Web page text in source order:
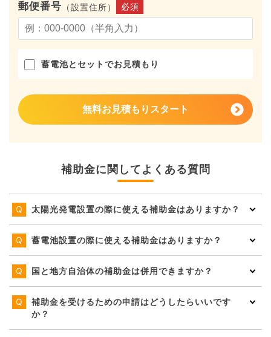
郵便番号 （設置住所） 必須
蓄電池とセットでお見積もり
無料お見積もりスタート
補助金に関してよくある質問
太陽光発電設置の際に使える補助金はありますか？
蓄電池設置の際に使える補助金はありますか？
国と地方自治体の補助金は併用できますか？
補助金を受けるための申請はどうしたらいいです
か？